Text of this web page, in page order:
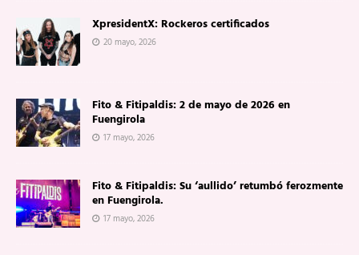
XpresidentX: Rockeros certificados
20 mayo, 2026
Fito & Fitipaldis: 2 de mayo de 2026 en
Fuengirola
17 mayo, 2026
Fito & Fitipaldis: Su ‘aullido’ retumbó ferozmente
en Fuengirola.
17 mayo, 2026